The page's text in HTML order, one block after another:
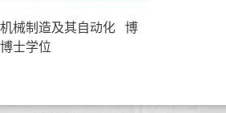
械制造及其自动化 博
士学位